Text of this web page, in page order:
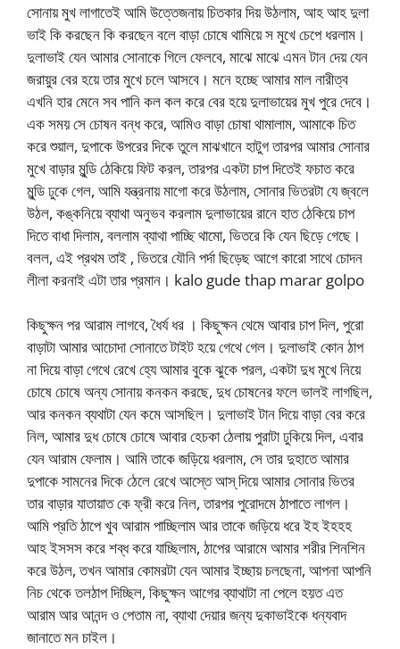
সোনায় মুখ লাগাতেই আমি উত্তেজনায় চিতকার দিয় উঠলাম, আহ আহ দুলা
ভাই কি করছেন কি করছেন বলে বাড়া চোষে থামিয়ে স মুখে চেপে ধরলাম।
দুলাভাই যেন আমার সোনাকে গিলে ফেলবে, মাঝে মাঝে এমন টান দেয় যেন
জরায়ুর বের হয়ে তার মুখে চলে আসবে। মনে হচ্ছে আমার মাল নারীত্ব
এখনি হার মেনে সব পানি কল কল করে বের হয়ে দুলাভায়ের মুখ পুরে দেবে।
এক সময় সে চোষন বন্ধ করে, আমিও বাড়া চোষা থামালাম, আমাকে চিত
করে শুয়াল, দুপাকে উপরের দিকে তুলে মাঝখানে হাটুগ তারপর আমার সোনার
মুখে বাড়ার মুন্ডি ঠেকিয়ে ফিট করল, তারপর একটা চাপ দিতেই ফচাত করে
মুন্ডি ঢুকে গেল, আমি যন্ত্রনায় মাগো করে উঠলাম, সোনার ভিতরটা যে জ্বলে
উঠল, কঙ্কনিয়ে ব্যাথা অনুভব করলাম দুলাভায়ের রানে হাত ঠেকিয়ে চাপ
দিতে বাধা দিলাম, বললাম ব্যাথা পাচ্ছি থামো, ভিতরে কি যেন ছিড়ে গেছে।
বলল, এই প্রথম তাই , ভিতরে যৌনি পর্দা ছিড়েছ আগে কারো সাথে চোদন
লীলা করনাই এটা তার প্রমান। kalo gude thap marar golpo
কিছুক্ষন পর আরাম লাগবে, ধৈর্য ধর । কিছুক্ষন থেমে আবার চাপ দিল, পুরো
বাড়াটা আমার আচোদা সোনাতে টাইট হয়ে গেথে গেল। দুলাভাই কোন ঠাপ
না দিয়ে বাড়া গেথে রেখে হ্যে আমার বুকে ঝুকে পরল, একটা দুধ মুখে নিয়ে
চোষে চোষে অন্য সোনায় কনকন করছে, দুধ চোষনের ফলে ভালই লাগছিল,
আর কনকন ব্যথাটা যেন কমে আসছিল। দুলাভাই টান দিয়ে বাড়া বের করে
নিল, আমার দুধ চোষে চোষে আবার হেচকা ঠেলায় পুরাটা ঢুকিয়ে দিল, এবার
যেন আরাম ফেলাম। আমি তাকে জড়িয়ে ধরলাম, সে তার দুহাতে আমার
দুপাকে সামনের দিকে ঠেলে রেখে আস্তে আস্ দিয়ে আমার সোনার ভিতর
তার বাড়ার যাতায়াত কে ফ্রী করে নিল, তারপর পুরোদমে ঠাপাতে লাগল।
আমি প্রতি ঠাপে খুব আরাম পাচ্ছিলাম আর তাকে জড়িয়ে ধরে ইহ ইহহহ
আহ ইসসস করে শব্ধ করে যাচ্ছিলাম, ঠাপের আরামে আমার শরীর শিনশিন
করে উঠল, তখন আমার কোমরটা যেন আমার ইচ্ছায় চলছেনা, আপনা আপনি
নিচ থেকে তলঠাপ দিচ্ছিল, কিছুক্ষন আগের ব্যাথাটা না পেলে হয়ত এত
আরাম আর আনন্দ ও পেতাম না, ব্যাথা দেয়ার জন্য দুকাভাইকে ধন্যবাদ
জানাতে মন চাইল।